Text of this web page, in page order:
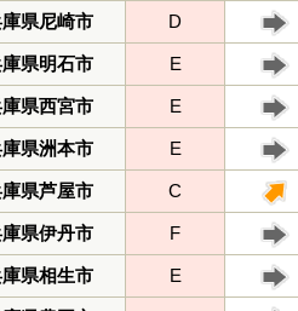
県尼崎市 D
県明石市 E
県西宮市 E
県洲本市 E
県芦屋市 C
県伊丹市 F
県相生市 E